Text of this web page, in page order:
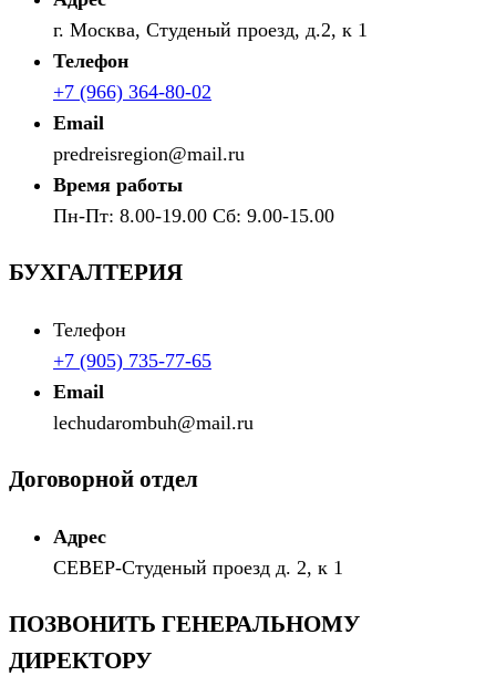
г. Москва, Студеный проезд, д.2, к 1
Телефон
+7 (966) 364-80-02
Email
predreisregion@mail.ru
Время работы
Пн-Пт: 8.00-19.00 Сб: 9.00-15.00
БУХГАЛТЕРИЯ
Телефон
+7 (905) 735-77-65
Email
lechudarombuh@mail.ru
Договорной отдел
Адрес
СЕВЕР-Студеный проезд д. 2, к 1
ПОЗВОНИТЬ ГЕНЕРАЛЬНОМУ
ДИРЕКТОРУ